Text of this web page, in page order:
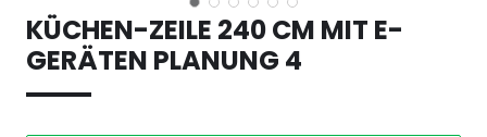
KÜCHEN-ZEILE 240 CM MIT E-
GERÄTEN PLANUNG 4